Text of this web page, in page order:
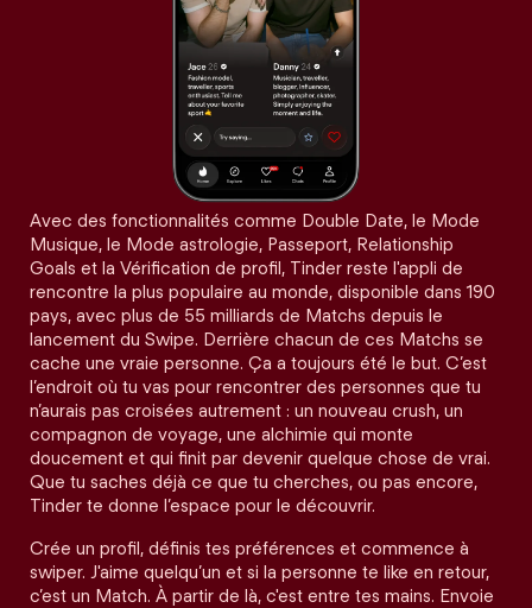
Avec des fonctionnalités comme Double Date, le Mode
Musique, le Mode astrologie, Passeport, Relationship
Goals et la Vérification de profil, Tinder reste l'appli de
rencontre la plus populaire au monde, disponible dans 190
pays, avec plus de 55 milliards de Matchs depuis le
lancement du Swipe. Derrière chacun de ces Matchs se
cache une vraie personne. Ça a toujours été le but. C’est
l’endroit où tu vas pour rencontrer des personnes que tu
n’aurais pas croisées autrement : un nouveau crush, un
compagnon de voyage, une alchimie qui monte
doucement et qui finit par devenir quelque chose de vrai.
Que tu saches déjà ce que tu cherches, ou pas encore,
Tinder te donne l’espace pour le découvrir.
Crée un profil, définis tes préférences et commence à
swiper. J'aime quelqu’un et si la personne te like en retour,
c’est un Match. À partir de là, c'est entre tes mains. Envoie